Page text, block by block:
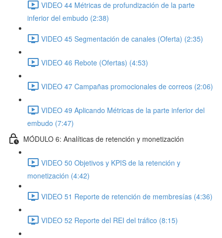
VIDEO 44 Métricas de profundización de la parte
inferior del embudo (2:38)
VIDEO 45 Segmentación de canales (Oferta) (2:35)
VIDEO 46 Rebote (Ofertas) (4:53)
VIDEO 47 Campañas promocionales de correos (2:06)
VIDEO 49 Aplicando Métricas de la parte inferior del
embudo (7:47)
MÓDULO 6: Analíticas de retención y monetización
VIDEO 50 Objetivos y KPIS de la retención y
monetización (4:42)
VIDEO 51 Reporte de retención de membresías (4:36)
VIDEO 52 Reporte del REI del tráfico (8:15)